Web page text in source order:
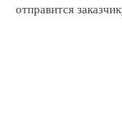
отправится